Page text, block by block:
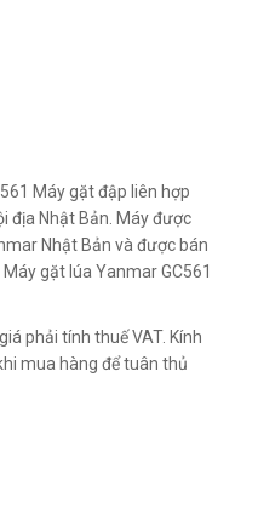
Máy gặt đập liên hợp
địa Nhật Bản. Máy được
Nhật Bản và được bán
gặt lúa Yanmar GC561
phải tính thuế VAT. Kính
mua hàng để tuân thủ